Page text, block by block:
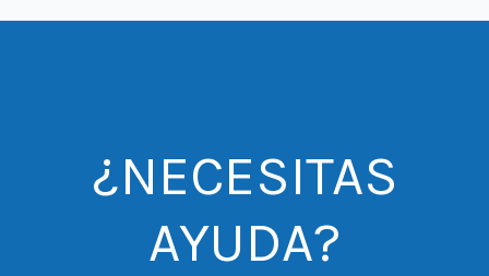
¿NECESITAS
AYUDA?